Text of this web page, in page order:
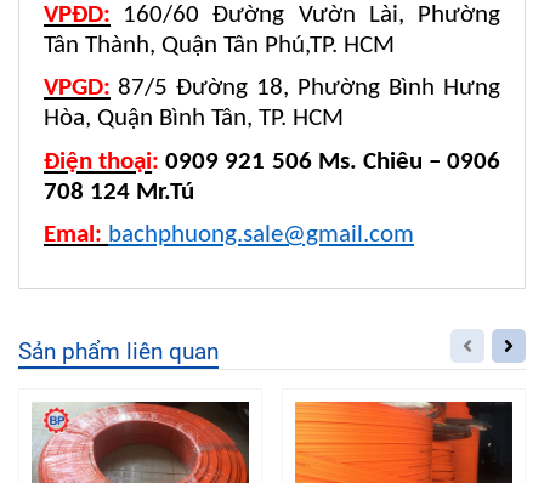
VPĐD:
160/60 Đường Vườn Lài, Phường
Tân Thành, Quận Tân Phú,TP. HCM
VPGD: 87/5 Đường 18, Phường Bình Hưng
Hòa, Quận Bình Tân, TP. HCM
Điện thoại:0909 921 506 Ms. Chiêu – 0906
708 124 Mr.Tú
Emal: bachphuong.sale@gmail.com
Sản phẩm liên quan